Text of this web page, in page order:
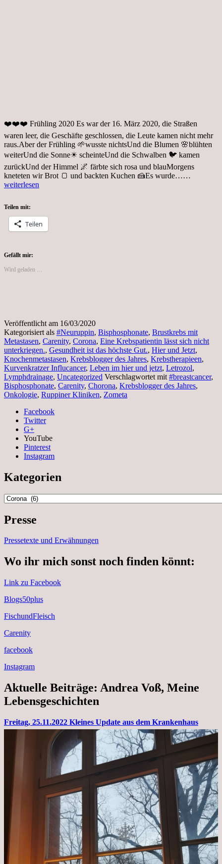
❤️❤️❤️ Frühling 2020 Es war der 16. März 2020, die Straßen
waren leer, die Geschäfte geschlossen, die Leute kamen nicht mehr
raus.Aber der Frühling 🌱wusste nichtsUnd die Blumen 🌸blühten
weiterUnd die Sonne☀ scheinteUnd die Schwalben 🐦 kamen
zurückUnd der Himmel 🌌 färbte sich rosa und blauMorgens
kneteten wir Brot 🍞 und backten Kuchen 🍰Es wurde……
weiterlesen
Teilen mit:
Teilen
Gefällt mir:
Wird geladen …
Veröffentlicht am 16/03/2020
Kategorisiert als #Neuruppin, Bisphosphonate, Brustkrebs mit
Metastasen, Carenity, Corona, Eine Krebspatientin lässt sich nicht
unterkriegen., Gesundheit ist das höchste Gut., Hier und Jetzt,
Knochenmetastasen, Krebsblogger des Jahres, Krebstherapieen,
Kurvenkratzer Influcancer, Leben im hier und jetzt, Letrozol,
Lymphdrainage, Uncategorized Verschlagwortet mit #breastcancer,
Bisphosphonate, Carenity, Chorona, Krebsblogger des Jahres,
Onkologie, Ruppiner Kliniken, Zometa
Facebook
Twitter
G+
YouTube
Pinterest
Instagram
Kategorien
Kategorien
Presse
Pressetexte und Erwähnungen
Wo ihr mich sonst noch finden könnt:
Link zu Facebook
Blogs50plus
FischundFleisch
Carenity
facebook
Instagram
Aktuelle Beiträge: Andrea Voß, Meine
Lebensgeschichten
Freitag, 25.11.2022 Kleines Update aus dem Krankenhaus